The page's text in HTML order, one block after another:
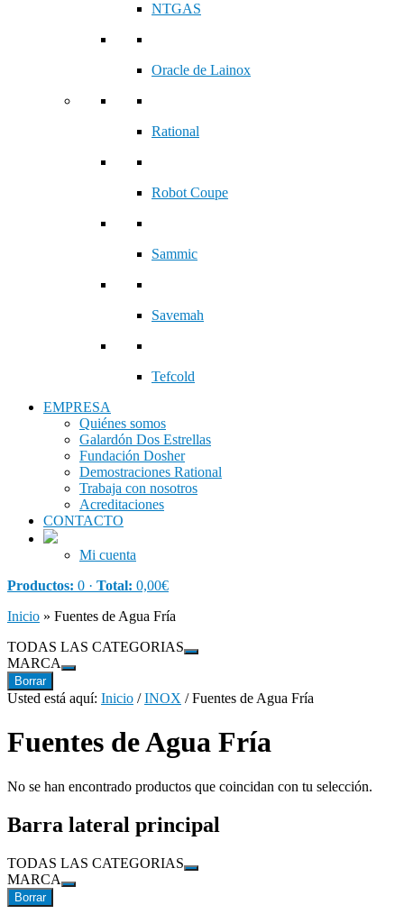
NTGAS
Oracle de Lainox
Rational
Robot Coupe
Sammic
Savemah
Tefcold
EMPRESA
Quiénes somos
Galardón Dos Estrellas
Fundación Dosher
Demostraciones Rational
Trabaja con nosotros
Acreditaciones
CONTACTO
Mi cuenta
Productos: 0 · Total: 0,00€
Inicio » Fuentes de Agua Fría
TODAS LAS CATEGORIAS
MARCA
Borrar
Usted está aquí: Inicio / INOX /Fuentes de Agua Fría
Fuentes de Agua Fría
No se han encontrado productos que coincidan con tu selección.
Barra lateral principal
TODAS LAS CATEGORIAS
MARCA
Borrar